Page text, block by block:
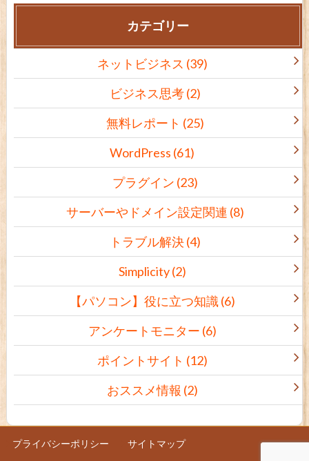
カテゴリー
ネットビジネス (39)
ビジネス思考(2)
無料レポート (25)
WordPress (61)
プラグイン (23)
サーバーやドメイン設定関連 (8)
トラブル解決(4)
Simplicity(2)
【パソコン】役に立つ知識(6)
アンケートモニター (6)
ポイントサイト (12)
おススメ情報 (2)
プライバシーポリシー サイトマップ